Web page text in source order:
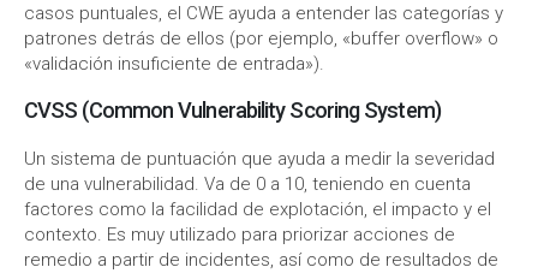
casos puntuales, el CWE ayuda a entender las categorías y
patrones detrás de ellos (por ejemplo, «buffer overflow» o
«validación insuficiente de entrada»).
CVSS (Common Vulnerability Scoring System)
Un sistema de puntuación que ayuda a medir la severidad
de una vulnerabilidad. Va de 0 a 10, teniendo en cuenta
factores como la facilidad de explotación, el impacto y el
contexto. Es muy utilizado para priorizar acciones de
remedio a partir de incidentes, así como de resultados de